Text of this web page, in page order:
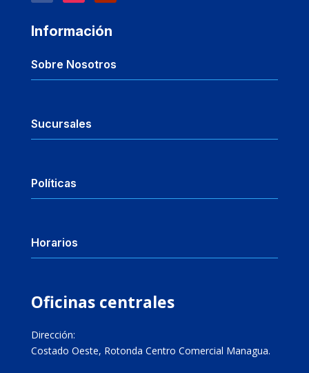
Información
Sobre Nosotros
Sucursales
Políticas
Horarios
Oficinas centrales
Dirección:
Costado Oeste, Rotonda Centro Comercial Managua.